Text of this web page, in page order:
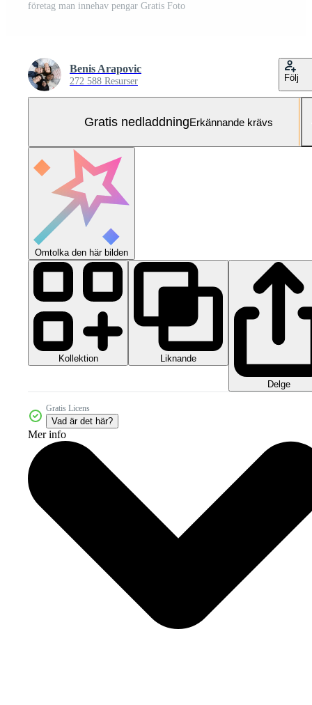
företag man innehav pengar Gratis Foto
Benis Arapovic
272 588 Resurser Följ
Gratis nedladdningErkännande krävs
Omtolka den här bilden
Kollektion Liknande
Delge
Gratis Licens
Vad är det här?
Mer info